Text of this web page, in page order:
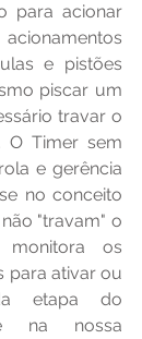
para acionar
e pistões
piscar um
travar o
O Timer sem
e gerência
no conceito
"travam" o
os
para ativar ou
etapa do
na nossa